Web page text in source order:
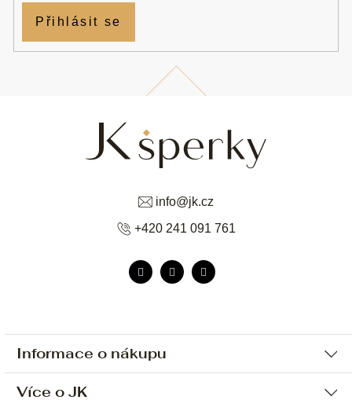
Informace o nákupu
Ochrana osobních údajů
Více o JK
info@jk.cz
+420 241 091 761
Přihlásit se